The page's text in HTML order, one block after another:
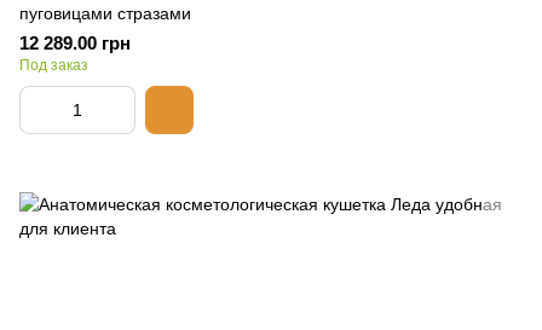
пуговицами стразами
12 289.00 грн
Под заказ